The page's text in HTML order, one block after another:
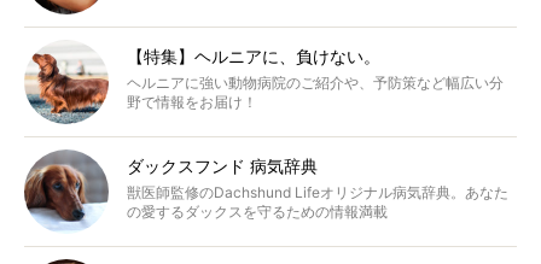
【特集】ヘルニアに、負けない。
ヘルニアに強い動物病院のご紹介や、予防策など幅広い分
野で情報をお届け！
ダックスフンド 病気辞典
獣医師監修のDachshund Lifeオリジナル病気辞典。あなた
の愛するダックスを守るための情報満載